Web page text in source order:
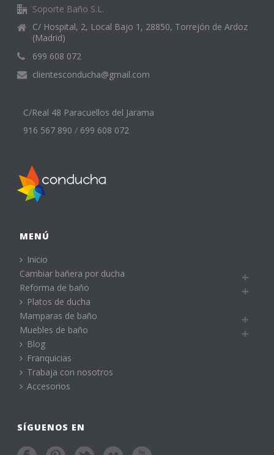
Soporte Baño S.L.
C/ Hospital, 2, Local Bajo 1, 28850, Torrejón de Ardoz
(Madrid)
699 608 072
clientesconducha@gmail.com
C/Real 48 Paracuellos del Jarama
916 567 890 / 699 608 072
MENÚ
Inicio
Cambiar bañera por ducha
Reforma de baño
Platos de ducha
Mamparas de baño
Muebles de baño
Blog
Franquicias
Trabaja con nosotros
Accesorios
SÍGUENOS EN